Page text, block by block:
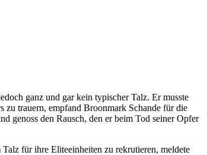
ganz und gar kein typischer Talz. Er musste
zu trauern, empfand Broonmark Schande für die
genoss den Rausch, den er beim Tod seiner Opfer
für ihre Eliteeinheiten zu rekrutieren, meldete